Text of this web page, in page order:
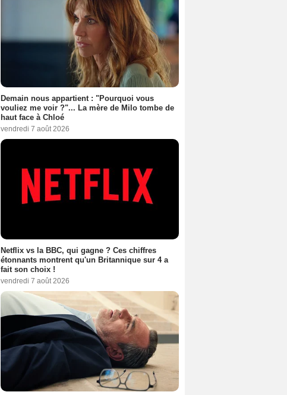
Demain nous appartient : "Pourquoi vous
vouliez me voir ?"... La mère de Milo tombe de
haut face à Chloé
vendredi 7 août 2026
Netflix vs la BBC, qui gagne ? Ces chiffres
étonnants montrent qu'un Britannique sur 4 a
fait son choix !
vendredi 7 août 2026